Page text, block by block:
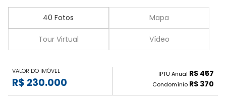
40 Fotos Mapa
Tour Virtual Vídeo
VALOR DO IMÓVEL
R$ 230.000
IPTU Anual R$ 457
Condomínio R$ 370